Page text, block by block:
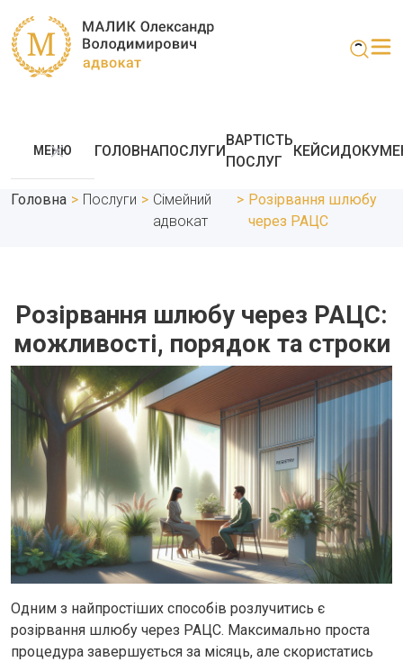
МЕНЮ ГОЛОВНАПОСЛУГИ
ВАРТІСТЬ
ПОСЛУГ
КЕЙСИ
Головна > Послуги > Сімейний
адвокат
> Розірвання шлюбу
через РАЦС
Розірвання шлюбу через РАЦС:
можливості, порядок та строки
Одним з найпростіших способів розлучитись є
розірвання шлюбу через РАЦС. Максимально проста
процедура завершується за місяць, але скористатись